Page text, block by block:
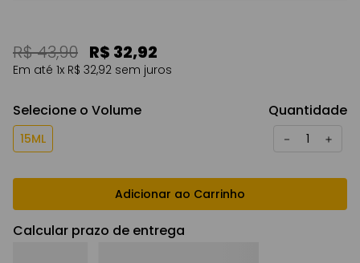
R$43,90 R$ 32,92
Em até 1x R$ 32,92 sem juros
Selecione o Volume
15ML
Quantidade
＋
－
Adicionar ao Carrinho
Calcular prazo de entrega